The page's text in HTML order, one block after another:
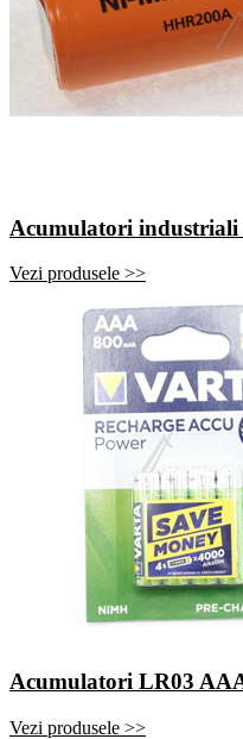
Acumulatori industriali
Vezi produsele >>
Acumulatori LR03
Vezi produsele >>